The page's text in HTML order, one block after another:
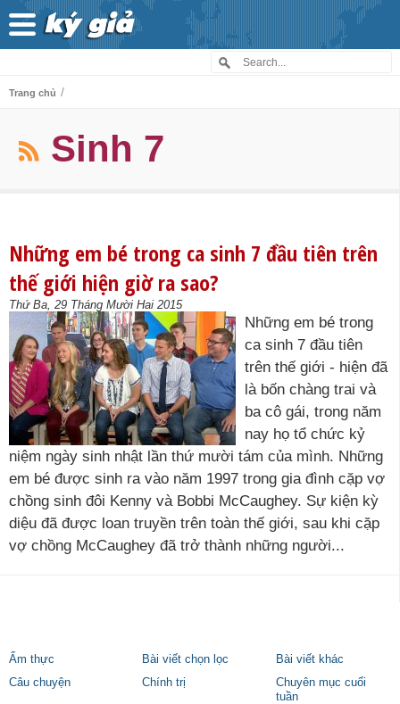
Trang chủ /
Sinh 7
Những em bé trong ca sinh 7 đầu tiên trên
thế giới hiện giờ ra sao?
Thứ Ba, 29 Tháng Mười Hai 2015
Những em bé trong
ca sinh 7 đầu tiên
trên thế giới - hiện đã
là bốn chàng trai và
ba cô gái, trong năm
nay họ tổ chức kỷ
niệm ngày sinh nhật lần thứ mười tám của mình. Những
em bé được sinh ra vào năm 1997 trong gia đình cặp vợ
chồng sinh đôi Kenny và Bobbi McCaughey. Sự kiện kỳ
diệu đã được loan truyền trên toàn thế giới, sau khi cặp
vợ chồng McCaughey đã trở thành những người...
Ẩm thực Bài viết chọn lọc
Bài viết khác
Câu chuyện
Chính trị
Chuyên mục cuối
tuần